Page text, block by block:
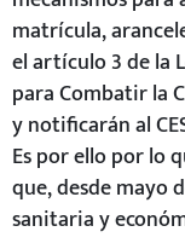
matrícula,
el artículo 3 de la
para Combatir la
y notificarán al
Es por ello por lo
que, desde mayo
sanitaria y